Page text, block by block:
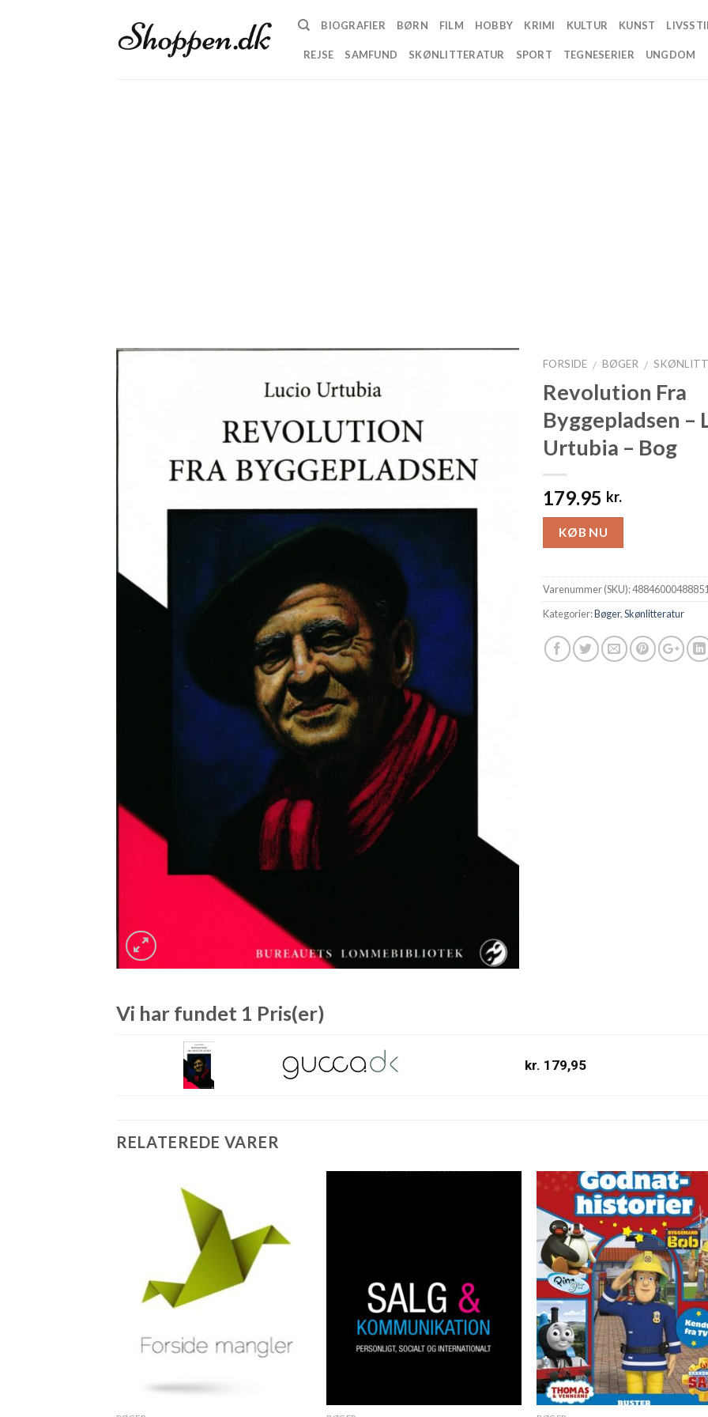
BIOGRAFIER BØRN FILM HOBBY KRIMI KULTUR KUNST
REJSE SAMFUND SKØNLITTERATUR SPORT TEGNESERIER UNGDOM
FORSIDE / BØGER /
Revolution Fra
Byggepladsen –
Urtubia – Bog
179.95 kr.
KØB NU
Varenummer (SKU):
Kategorier:Bøger,Skønlitteratur
Vi har fundet 1 Pris(er)
kr. 179,95
RELATEREDE VARER